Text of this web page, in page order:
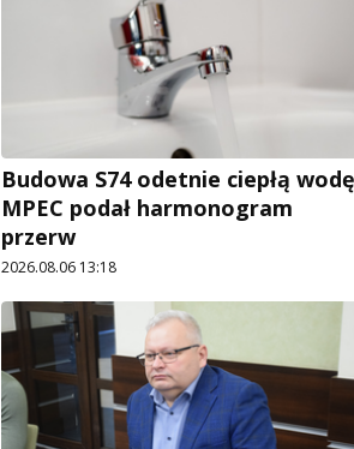
Budowa S74 odetnie ciepłą
MPEC podał harmonogram
przerw
2026.08.06 13:18